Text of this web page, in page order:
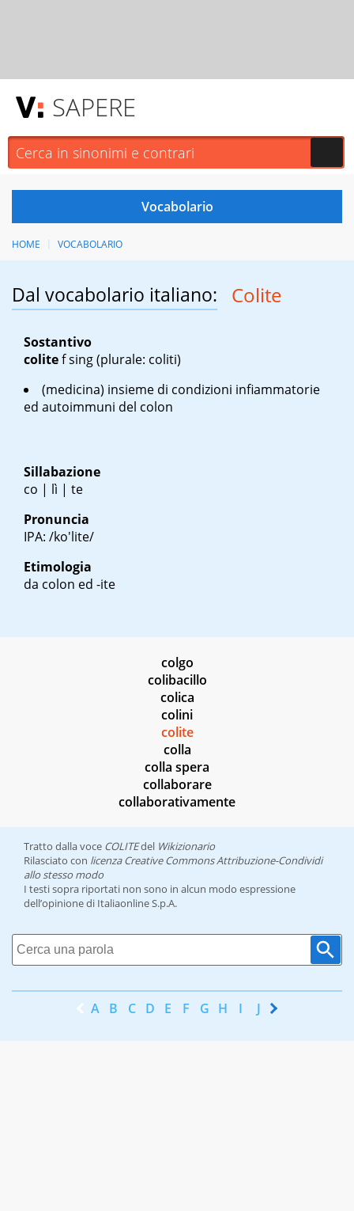
SAPERE
HOME VOCABOLARIO
Dal vocabolario italiano: Colite
Sostantivo
colitefsing(plurale: coliti)
(medicina) insieme di condizioni infiammatorie
ed autoimmuni del colon
Sillabazione
co | lì | te
Pronuncia
IPA: /ko'lite/
Etimologia
da colon ed -ite
colgo
colibacillo
colica
colini
colite
colla
colla spera
collaborare
collaborativamente
Tratto dalla voce COLITEdel Wikizionario
Rilasciato con licenza Creative Commons Attribuzione-Condividi
allo stesso modo
I testi sopra riportati non sono in alcun modo espressione
dell’opinione di Italiaonline S.p.A.
A B C D E F G H I J K